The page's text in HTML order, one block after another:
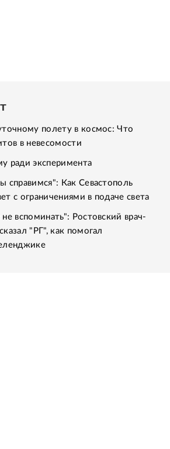
полету в космос: Что
в невесомости
ради эксперимента
справимся": Как Севастополь
с ограничениями в подаче света
вспоминать": Ростовский врач-
"РГ", как помогал